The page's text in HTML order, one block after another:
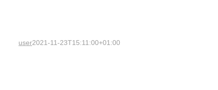
user2021-11-23T15:11:00+01:00